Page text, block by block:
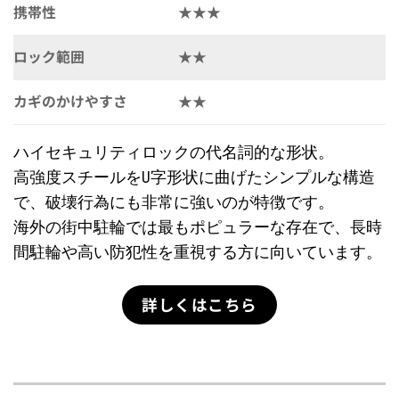
携帯性 ★★★
ロック範囲 ★★
カギのかけやすさ ★★
ハイセキュリティロックの代名詞的な形状。
高強度スチールをU字形状に曲げたシンプルな構造
で、破壊行為にも非常に強いのが特徴です。
海外の街中駐輪では最もポピュラーな存在で、長時
間駐輪や高い防犯性を重視する方に向いています。
詳しくはこちら